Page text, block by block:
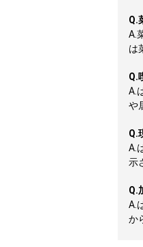
Q.
A.
は
Q.
A.
や
Q.
A.
示
Q.
A.
か